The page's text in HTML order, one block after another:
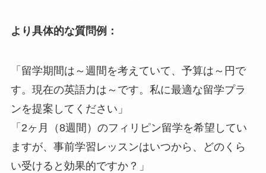
より具体的な質問例：
「留学期間は～週間を考えていて、予算は～円で
す。現在の英語力は～です。私に最適な留学プラ
ンを提案してください」
「2ヶ月（8週間）のフィリピン留学を希望してい
ますが、事前学習レッスンはいつから、どのくら
い受けると効果的ですか？」